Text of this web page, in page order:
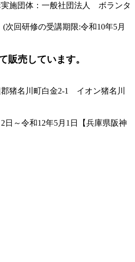
施団体：一般社団法人 ボランタ
次回研修の受講期限:令和10年5月
販売しています。
猪名川町白金2-1 イオン猪名川
日～令和12年5月1日【兵庫県阪神